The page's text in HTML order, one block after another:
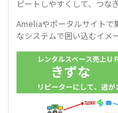
ピートしやすくして、つな
Ameliaやポータルサイトで
なシステムで囲い込むイメ